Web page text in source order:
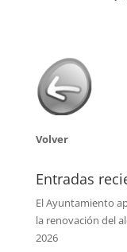
Volver
Entradas
El Ayuntamiento
la renovación del
2026